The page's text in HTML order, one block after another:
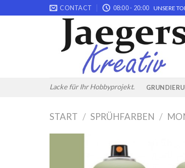
to
CONTACT 08:00 - 20:00 UNSERE
Lacke für Ihr Hobbyprojekt.
START / SPRÜHFARBEN /